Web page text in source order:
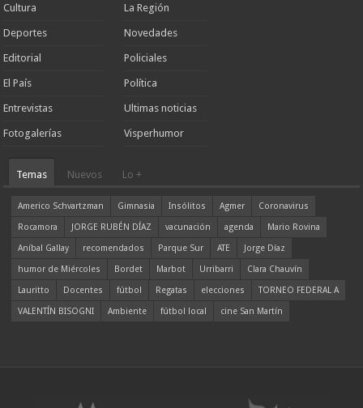
Cultura
Deportes
Editorial
El País
Entrevistas
Fotogalerías
La Región
Novedades
Policiales
Política
Ultimas noticias
Visperhumor
Temas Nuevos Lo +
Americo Schvartzman Gimnasia Insólitos Agmer
Coronavirus
Rocamora
JORGE RUBÉN DÍAZ vacunación agenda
Mario Rovina
Aníbal Gallay
recomendados Parque Sur ATE
Jorge Díaz
humor de Miércoles
Bordet Marbot Urribarri
Clara Chauvín
Lauritto
Docentes fútbol Regatas elecciones
TORNEO FEDERAL A
VALENTÍN BISOGNI
Ambiente fútbol local cine San Martín